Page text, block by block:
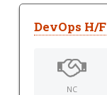
DevOps H/F
NC